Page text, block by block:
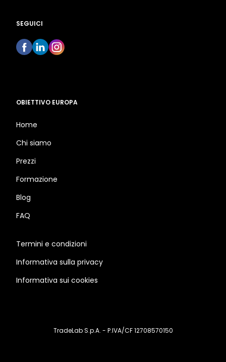
SEGUICI
OBIETTIVO EUROPA
Home
Chi siamo
Prezzi
Formazione
Blog
FAQ
Termini e condizioni
Informativa sulla privacy
Informativa sui cookies
TradeLab S.p.A. - P.IVA/CF 12708570150